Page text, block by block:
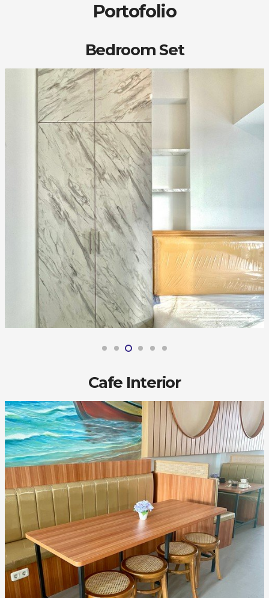
Portofolio
Bedroom Set
Cafe Interior